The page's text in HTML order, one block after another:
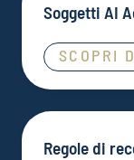
Soggetti AI
SCOPRI
Regole di